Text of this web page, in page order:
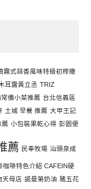
霧式蒜香風味特級初榨橄
耳露黃立丞 TRIZ
備小菜推薦 台北信義區
土城 早餐 推薦 大甲王記
薦 小包裝果乾心得 彭園便
薦 民奉牧場 汕頭泉成
咖啡特色介紹 CAFEIN硬
天母店 諾曼第奶油 豬五花